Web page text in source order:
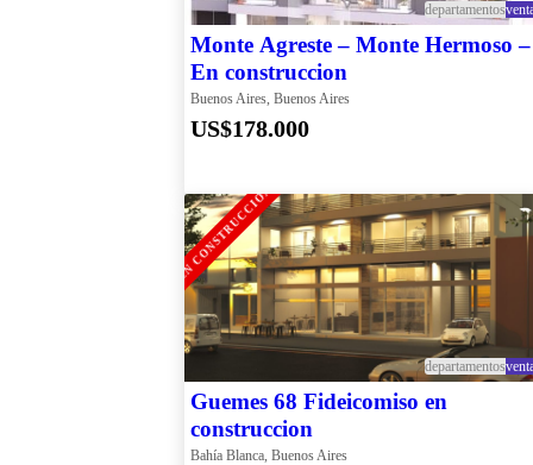
departamentos
Monte Agreste – Monte Hermoso –
En construccion
Buenos Aires, Buenos Aires
US$178.000
EN CONSTRUCCION
departamentos
Guemes 68 Fideicomiso en
construccion
Bahía Blanca, Buenos Aires